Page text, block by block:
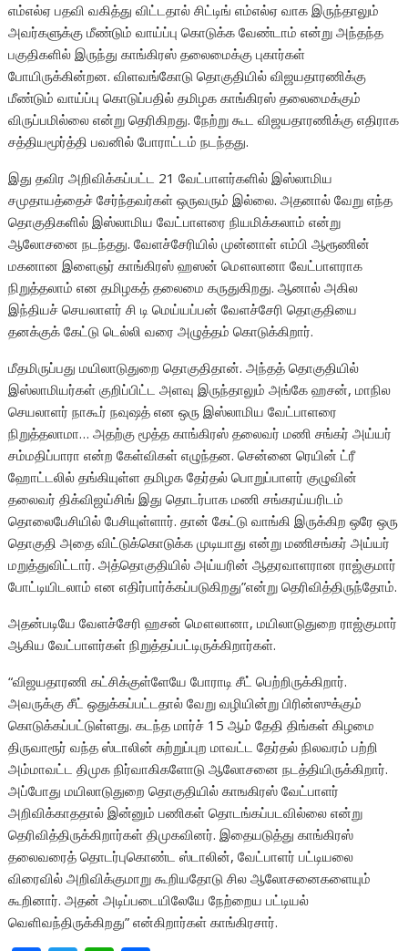
எம்எல்ஏ பதவி வகித்து விட்டதால் சிட்டிங் எம்எல்ஏ வாக இருந்தாலும்
அவர்களுக்கு மீண்டும் வாய்ப்பு கொடுக்க வேண்டாம் என்று அந்தந்த
பகுதிகளில் இருந்து காங்கிரஸ் தலைமைக்கு புகார்கள்
போயிருக்கின்றன. விளவங்கோடு தொகுதியில் விஜயதாரணிக்கு
மீண்டும் வாய்ப்பு கொடுப்பதில் தமிழக காங்கிரஸ் தலைமைக்கும்
விருப்பமில்லை என்று தெரிகிறது. நேற்று கூட விஜயதாரணிக்கு எதிராக
சத்தியமூர்த்தி பவனில் போராட்டம் நடந்தது.
இது தவிர அறிவிக்கப்பட்ட 21 வேட்பாளர்களில் இஸ்லாமிய
சமுதாயத்தைச் சேர்ந்தவர்கள் ஒருவரும் இல்லை. அதனால் வேறு எந்த
தொகுதிகளில் இஸ்லாமிய வேட்பாளரை நியமிக்கலாம் என்று
ஆலோசனை நடந்தது. வேளச்சேரியில் முன்னாள் எம்பி ஆரூணின்
மகனான இளைஞர் காங்கிரஸ் ஹஸன் மௌலானா வேட்பாளராக
நிறுத்தலாம் என தமிழகத் தலைமை கருதுகிறது. ஆனால் அகில
இந்தியச் செயலாளர் சி டி மெய்யப்பன் வேளச்சேரி தொகுதியை
தனக்குக் கேட்டு டெல்லி வரை அழுத்தம் கொடுக்கிறார்.
மீதமிருப்பது மயிலாடுதுறை தொகுதிதான். அந்தத் தொகுதியில்
இஸ்லாமியர்கள் குறிப்பிட்ட அளவு இருந்தாலும் அங்கே ஹசன், மாநில
செயலாளர் நாகூர் நவுஷத் என ஒரு இஸ்லாமிய வேட்பாளரை
நிறுத்தலாமா… அதற்கு மூத்த காங்கிரஸ் தலைவர் மணி சங்கர் அய்யர்
சம்மதிப்பாரா என்ற கேள்விகள் எழுந்தன. சென்னை ரெயின் ட்ரீ
ஹோட்டலில் தங்கியுள்ள தமிழக தேர்தல் பொறுப்பாளர் குழுவின்
தலைவர் திக்விஜய்சிங் இது தொடர்பாக மணி சங்கரய்யரிடம்
தொலைபேசியில் பேசியுள்ளார். தான் கேட்டு வாங்கி இருக்கிற ஒரே ஒரு
தொகுதி அதை விட்டுக்கொடுக்க முடியாது என்று மணிசங்கர் அய்யர்
மறுத்துவிட்டார். அத்தொகுதியில் அய்யரின் ஆதரவாளரான ராஜ்குமார்
போட்டியிடலாம் என எதிர்பார்க்கப்படுகிறது”என்று தெரிவித்திருந்தோம்.
அதன்படியே வேளச்சேரி ஹசன் மௌலானா, மயிலாடுதுறை ராஜ்குமார்
ஆகிய வேட்பாளர்கள் நிறுத்தப்பட்டிருக்கிறார்கள்.
“விஜயதாரணி கட்சிக்குள்ளேயே போராடி சீட் பெற்றிருக்கிறார்.
அவருக்கு சீட் ஒதுக்கப்பட்டதால் வேறு வழியின்று பிரின்ஸுக்கும்
கொடுக்கப்பட்டுள்ளது. கடந்த மார்ச் 15 ஆம் தேதி திங்கள் கிழமை
திருவாரூர் வந்த ஸ்டாலின் சுற்றுப்புற மாவட்ட தேர்தல் நிலவரம் பற்றி
அம்மாவட்ட திமுக நிர்வாகிகளோடு ஆலோசனை நடத்தியிருக்கிறார்.
அப்போது மயிலாடுதுறை தொகுதியில் காஙகிரஸ் வேட்பாளர்
அறிவிக்காததால் இன்னும் பணிகள் தொடங்கப்படவில்லை என்று
தெரிவித்திருக்கிறார்கள் திமுகவினர். இதையடுத்து காங்கிரஸ்
தலைவரைத் தொடர்புகொண்ட ஸ்டாலின், வேட்பாளர் பட்டியலை
விரைவில் அறிவிக்குமாறு கூறியதோடு சில ஆலோசனைகளையும்
கூறினார். அதன் அடிப்படையிலேயே நேற்றைய பட்டியல்
வெளிவந்திருக்கிறது” என்கிறார்கள் காங்கிரசார்.